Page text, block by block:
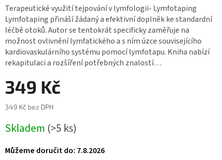
produktu
je
0,0
z 5
hvězdiček.
Terapeutické využití tejpování v lymfologii- Lymfotaping
Lymfotaping přináší žádaný a efektivní doplněk ke standardní
léčbě otoků. Autor se tentokrát specificky zaměřuje na
možnost ovlivnění lymfatického a s ním úzce souvisejícího
kardiovaskulárního systému pomocí lymfotapu. Kniha nabízí
rekapitulaci a rozšíření potřebných znalostí…
349 Kč
349 Kč bez DPH
cena:
Skladem (>5 ks)
Můžeme doručit do: 7.8.2026